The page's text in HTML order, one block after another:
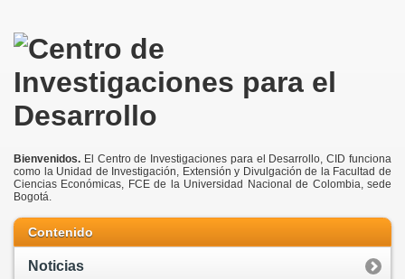
Bienvenidos. El Centro de Investigaciones para el Desarrollo, CID funciona
como la Unidad de Investigación, Extensión y Divulgación de la Facultad de
Ciencias Económicas, FCE de la Universidad Nacional de Colombia, sede
Bogotá.
Contenido
Noticias